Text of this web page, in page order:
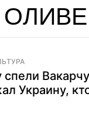
спели
Украину,